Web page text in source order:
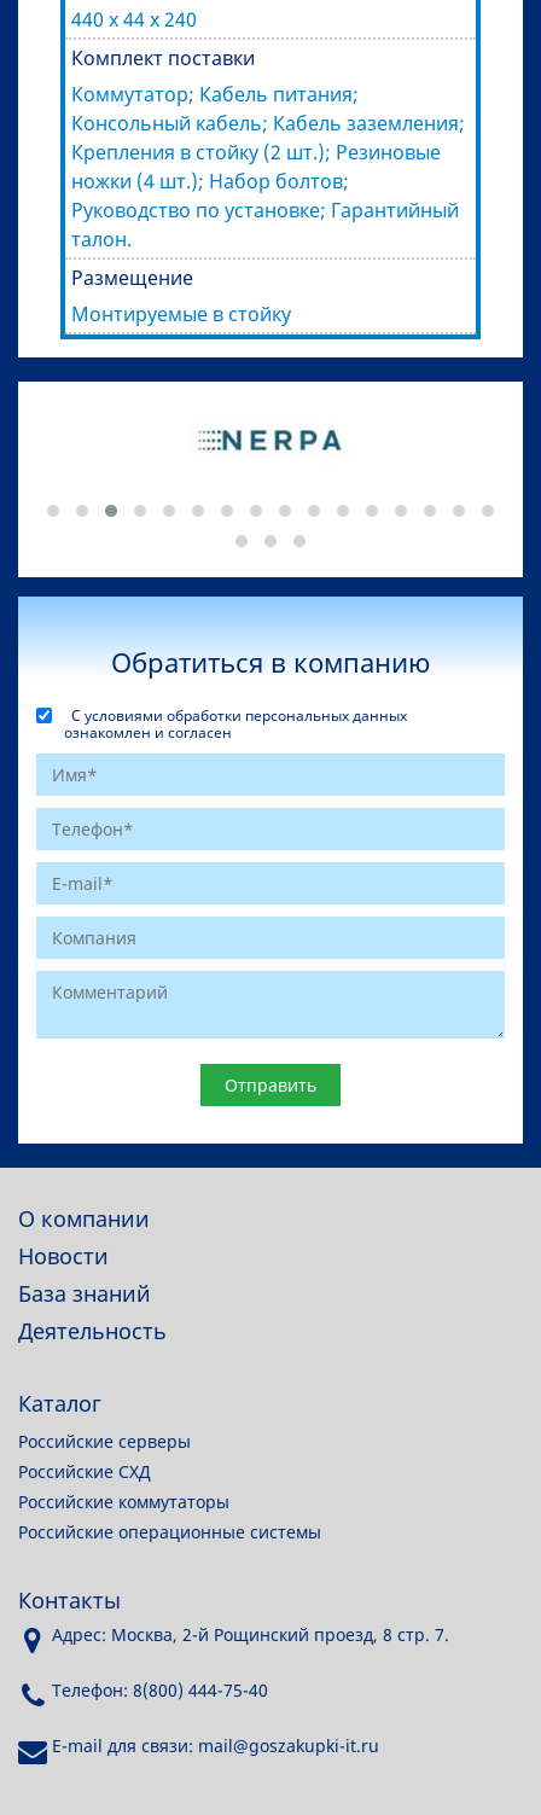
440 x 44 x 240
Комплект поставки
Коммутатор; Кабель питания;
Консольный кабель; Кабель заземления;
Крепления в стойку (2 шт.); Резиновые
ножки (4 шт.); Набор болтов;
Руководство по установке; Гарантийный
талон.
Размещение
Монтируемые в стойку
Обратиться в компанию
С условиями обработки персональных данных
ознакомлен и согласен
О компании
Новости
База знаний
Деятельность
Каталог
Российские серверы
Российские СХД
Российские коммутаторы
Российские операционные системы
Контакты
Адрес: Москва, 2-й Рощинский проезд, 8 стр. 7.
Телефон: 8(800) 444-75-40
E-mail для связи: mail@goszakupki-it.ru